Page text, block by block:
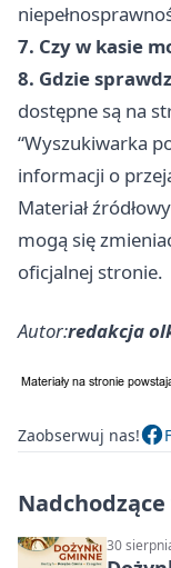
7. Czy w kasie
8. Gdzie
dostępne są na
“Wyszukiwarka
informacji o
Materiał
mogą się
oficjalnej stronie.
Autor:redakcja
Zaobserwuj nas!
30